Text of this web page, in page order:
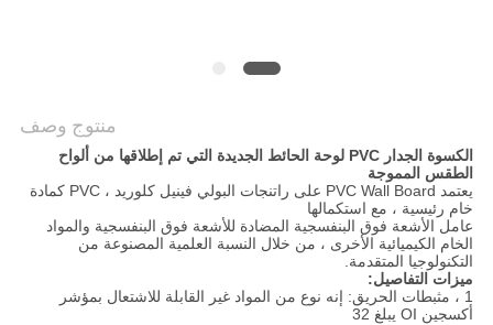
منتوج وصف
الكسوة الجدار PVC لوحة الحائط الجديدة التي تم إطلاقها من ألواح
الطقس المموجة
يعتمد PVC Wall Board على راتنجات البولي فينيل كلوريد ، PVC كمادة
خام رئيسية ، مع استكمالها
عامل الأشعة فوق البنفسجية المضادة للأشعة فوق البنفسجية والمواد
الخام الكيميائية الأخرى ، من خلال النسبة العلمية المصنوعة من
التكنولوجيا المتقدمة.
ميزات التفاصيل:
1 ، مثبطات الحريق: إنه نوع من المواد غير القابلة للاشتعال بمؤشر
أكسجين OI يبلغ 32